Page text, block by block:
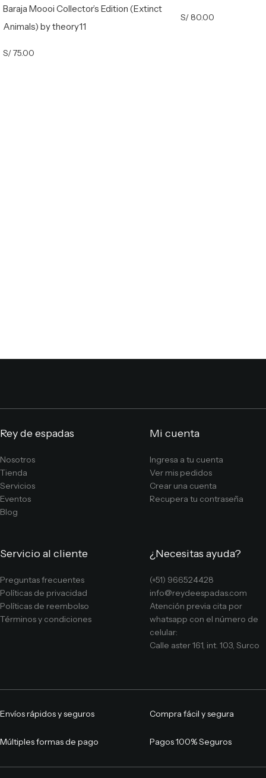
Baraja Moooi Collector’s Edition (Extinct
Animals) by theory11
S/75.00
S/80.00
Rey de espadas
Nosotros
Tienda
Servicios
Eventos
Blog
Mi cuenta
Ingresa a tu cuenta
Ver mis pedidos
Crear una cuenta
Recupera tu contraseña
Servicio al cliente
Preguntas frecuentes
Políticas de privacidad
Políticas de reembolso
Términos y condiciones
¿Necesitas ayuda?
(+51) 966524428
info@reydeespadas.com
Atención previa cita por
whatsapp con el número de
celular:
Calle aster 161, int. 103, Surco
Envíos rápidos y seguros Compra fácil y segura
Múltiples formas de pago Pagos 100% Seguros